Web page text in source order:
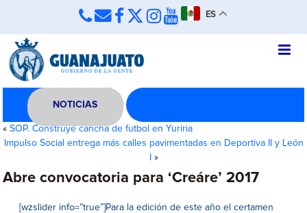
ES
NOTICIAS
«SOP. Construye cancha de futbol en Yuriria
Impulso Social entrega más calles pavimentadas en Deportiva II y León
»
Abre convocatoria para ‘Creáre’ 2017
[wzslider info=”true”]Para la edición de este año el certamen